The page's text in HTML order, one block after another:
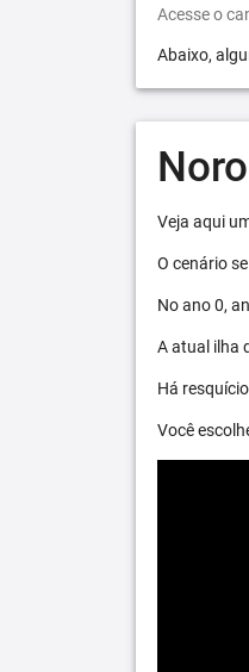
Acesse o
Abaixo,
Veja aqui
O cenário
No ano 0,
A atual ilha
Há
Você